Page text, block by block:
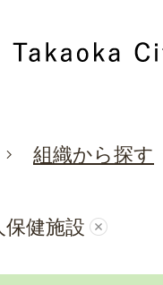
組織から探す
健施設